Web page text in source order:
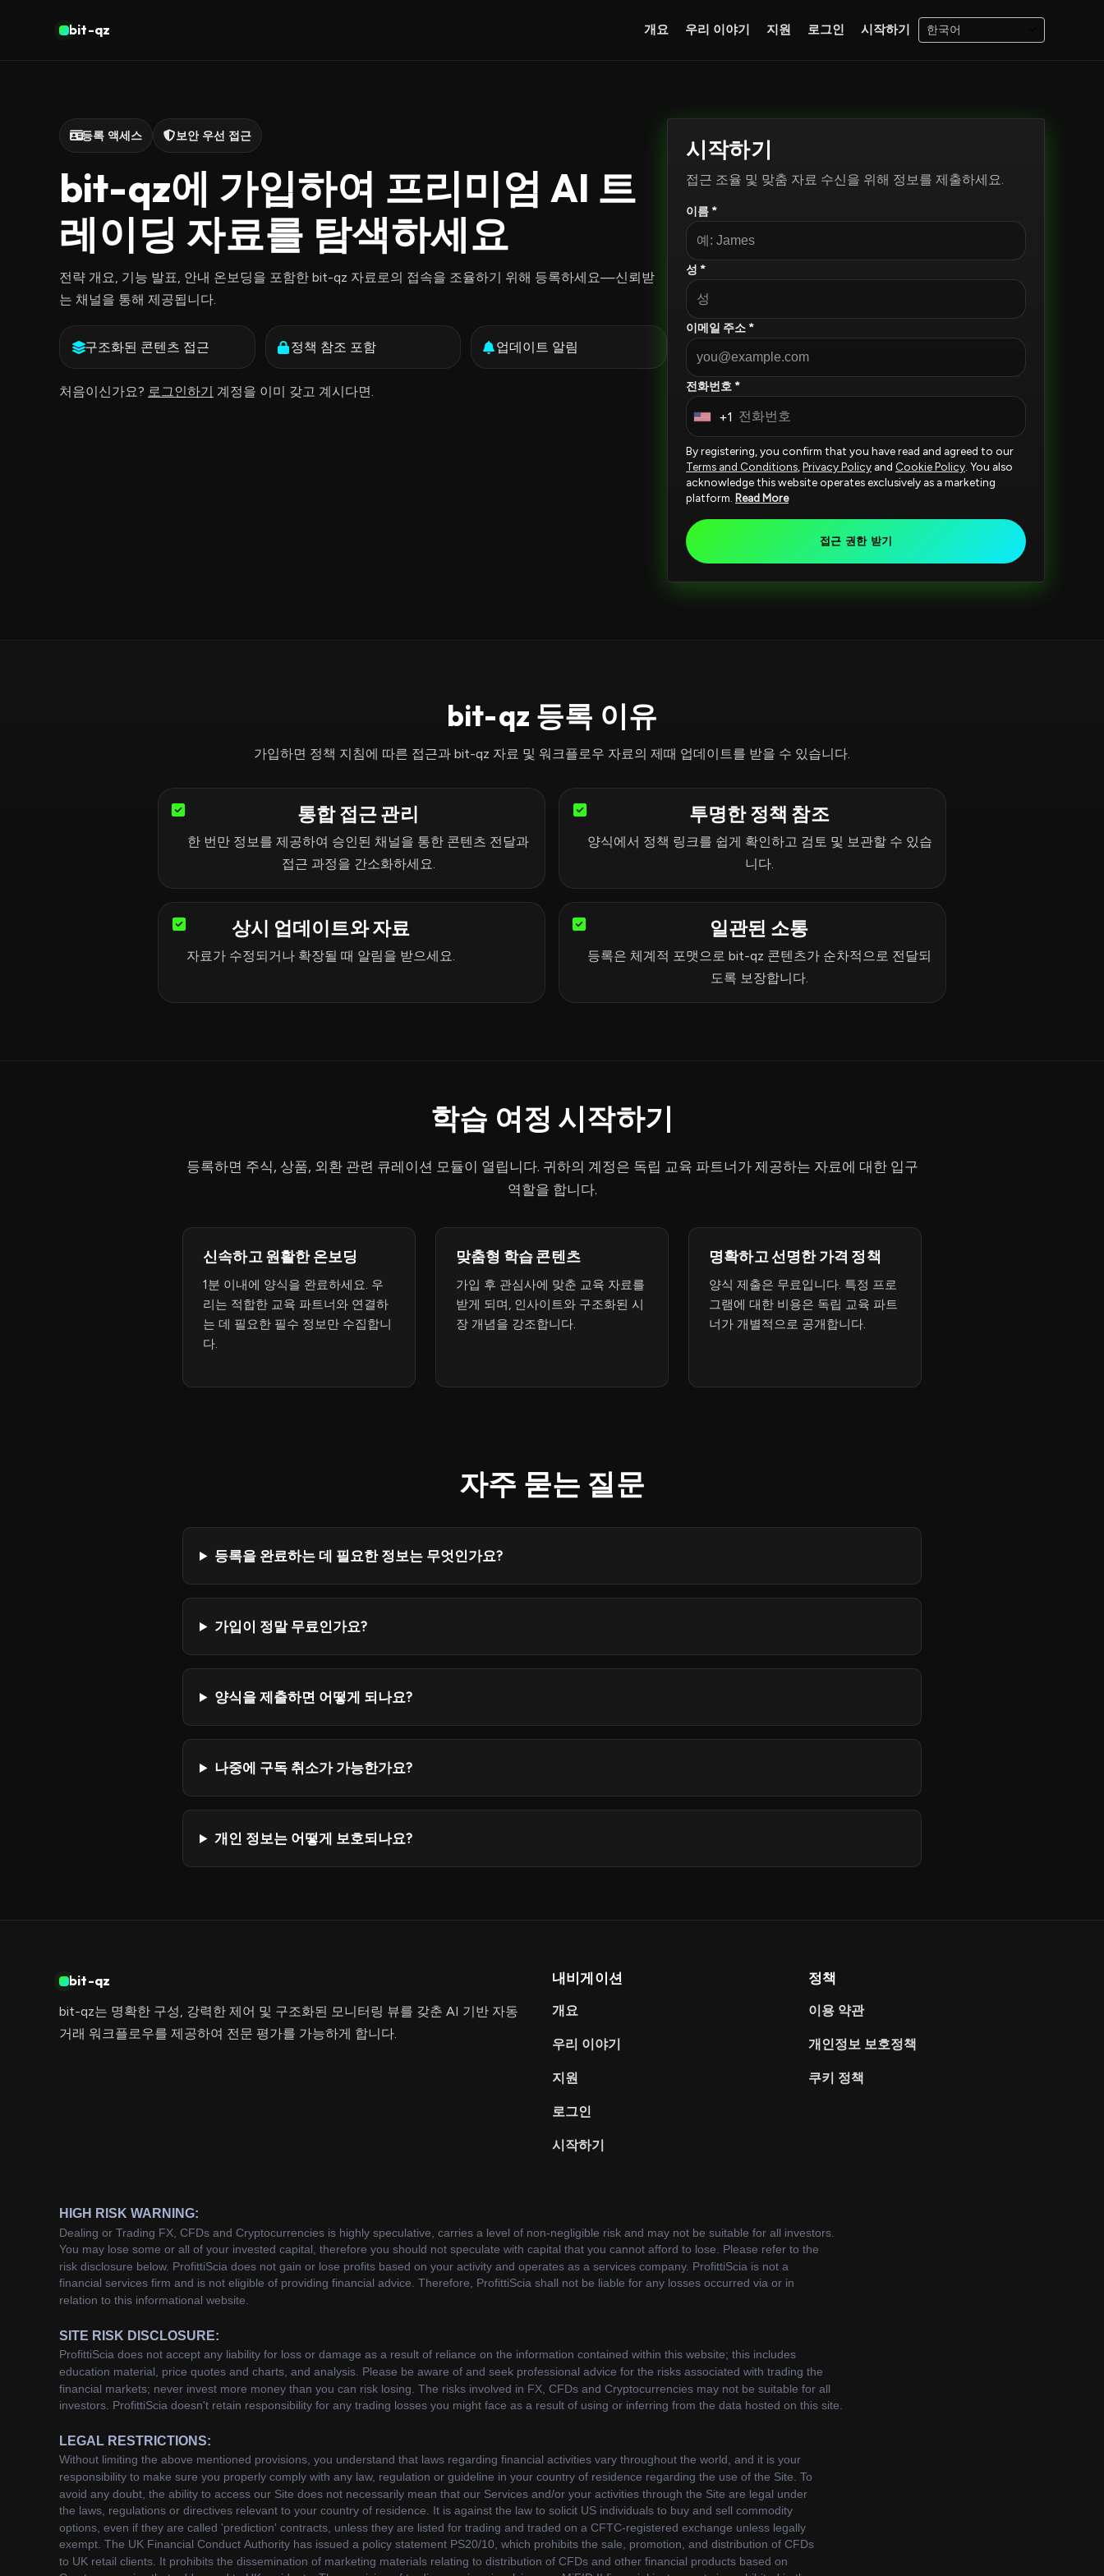
bit-qz 개요 우리 이야기 지원 로그인 시작하기
등록 액세스 보안 우선 접근
bit-qz에 가입하여 프리미엄 AI 트
레이딩 자료를 탐색하세요
전략 개요, 기능 발표, 안내 온보딩을 포함한 bit-qz 자료로의 접속을 조율하기 위해 등록하세요—신뢰받
는 채널을 통해 제공됩니다.
구조화된 콘텐츠 접근 정책 참조 포함 업데이트 알림
처음이신가요? 로그인하기 계정을 이미 갖고 계시다면.
시작하기
접근 조율 및 맞춤 자료 수신을 위해 정보를 제출하세요.
이름 *
성 *
이메일 주소 *
전화번호 *
U
i
t
t
+1
By registering, you confirm that you have read and agreed to our
Terms and Conditions Privacy Policy and Cookie Policy . You also
acknowledge this website operates exclusively as a marketing
platform. Read More
접근 권한 받기
bit-qz 등록 이유
가입하면 정책 지침에 따른 접근과 bit-qz 자료 및 워크플로우 자료의 제때 업데이트를 받을 수 있습니다.
통합 접근 관리
한 번만 정보를 제공하여 승인된 채널을 통한 콘텐츠 전달과
접근 과정을 간소화하세요.
투명한 정책 참조
양식에서 정책 링크를 쉽게 확인하고 검토 및 보관할 수 있습
니다.
상시 업데이트와 자료
자료가 수정되거나 확장될 때 알림을 받으세요.
일관된 소통
등록은 체계적 포맷으로 bit-qz 콘텐츠가 순차적으로 전달되
도록 보장합니다.
학습 여정 시작하기
등록하면 주식, 상품, 외환 관련 큐레이션 모듈이 열립니다. 귀하의 계정은 독립 교육 파트너가 제공하는 자료에 대한 입구
역할을 합니다.
신속하고 원활한 온보딩
1분 이내에 양식을 완료하세요. 우
리는 적합한 교육 파트너와 연결하
는 데 필요한 필수 정보만 수집합니
다.
맞춤형 학습 콘텐츠
가입 후 관심사에 맞춘 교육 자료를
받게 되며, 인사이트와 구조화된 시
장 개념을 강조합니다.
명확하고 선명한 가격 정책
양식 제출은 무료입니다. 특정 프로
그램에 대한 비용은 독립 교육 파트
너가 개별적으로 공개합니다.
자주 묻는 질문
등록을 완료하는 데 필요한 정보는 무엇인가요?
가입이 정말 무료인가요?
양식을 제출하면 어떻게 되나요?
나중에 구독 취소가 가능한가요?
개인 정보는 어떻게 보호되나요?
bit-qz
bit-qz는 명확한 구성, 강력한 제어 및 구조화된 모니터링 뷰를 갖춘 AI 기반 자동
거래 워크플로우를 제공하여 전문 평가를 가능하게 합니다.
내비게이션
개요
우리 이야기
지원
로그인
시작하기
정책
이용 약관
개인정보 보호정책
쿠키 정책